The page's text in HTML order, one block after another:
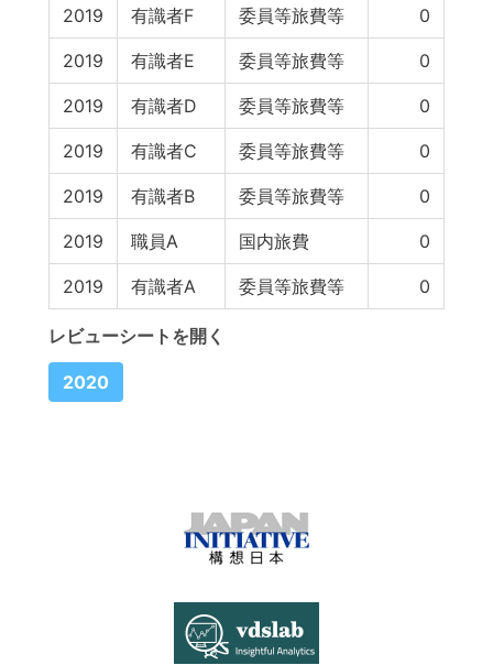
2019 有識者F 委員等旅費等 0
2019 有識者E 委員等旅費等 0
2019 有識者D 委員等旅費等 0
2019 有識者C 委員等旅費等 0
2019 有識者B 委員等旅費等 0
2019 職員A 国内旅費 0
2019 有識者A 委員等旅費等 0
レビューシートを開く
2020